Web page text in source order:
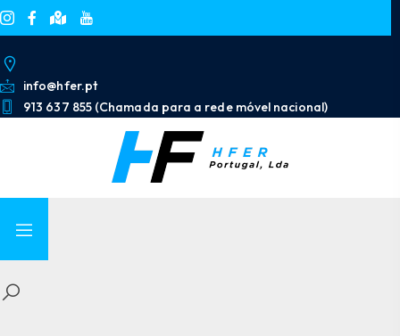
info@hfer.pt
913 637 855 (Chamada para a rede móvel nacional)